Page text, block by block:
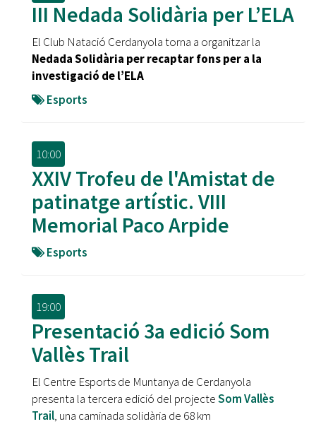
III Nedada Solidària per L’ELA
El Club Natació Cerdanyola torna a organitzar la
Nedada Solidària per recaptar fons per a la
investigació de l’ELA
Esports
10:00
XXIV Trofeu de l'Amistat de
patinatge artístic. VIII
Memorial Paco Arpide
Esports
19:00
Presentació 3a edició Som
Vallès Trail
El Centre Esports de Muntanya de Cerdanyola
presenta la tercera edició del projecteSom Vallès
Trail, una caminada solidària de 68 km